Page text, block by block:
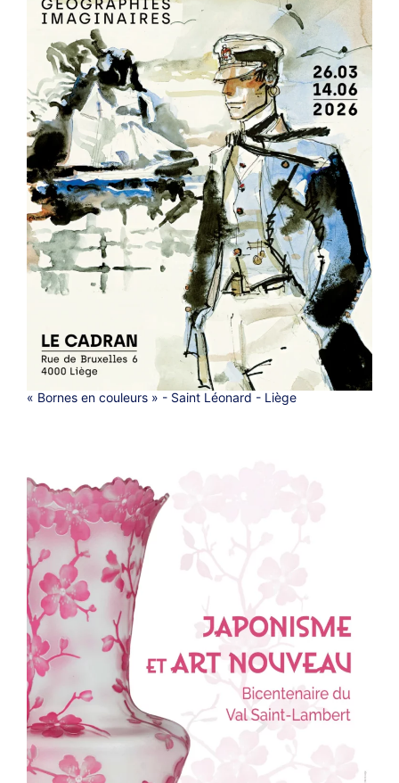
« Bornes en couleurs » - Saint Léonard - Liège